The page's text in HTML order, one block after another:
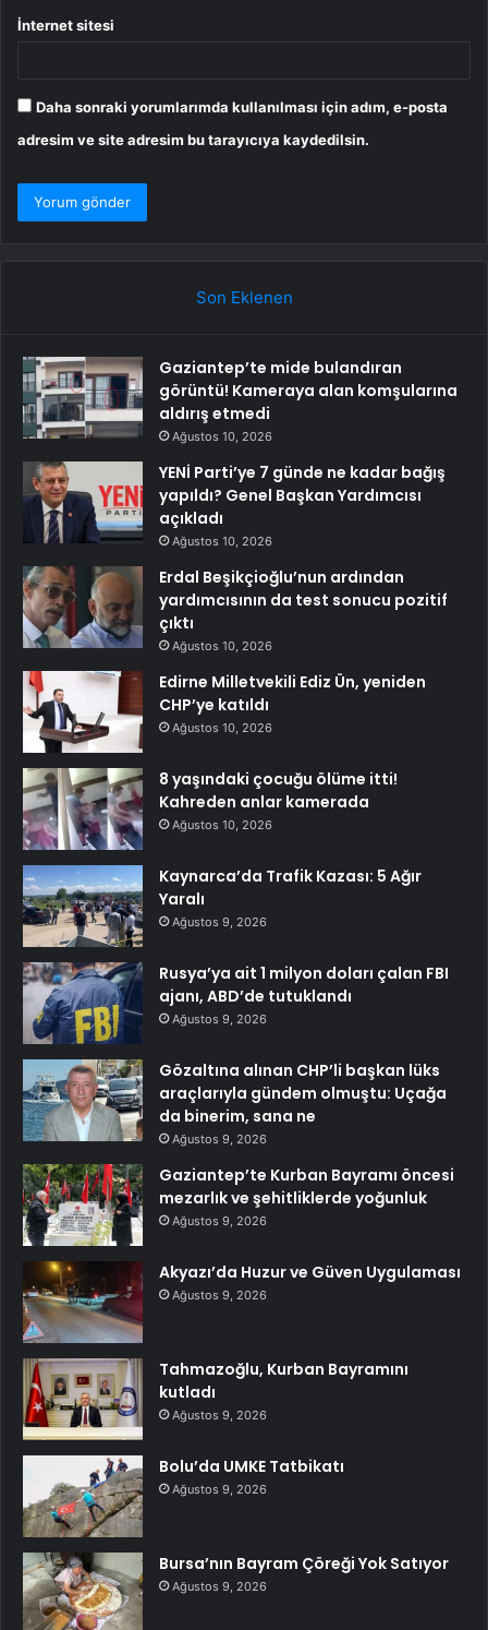
İnternet sitesi
Daha sonraki yorumlarımda kullanılması için adım, e-posta
adresim ve site adresim bu tarayıcıya kaydedilsin.
Son Eklenen
Gaziantep’te mide bulandıran
görüntü! Kameraya alan komşularına
aldırış etmedi
Ağustos 10, 2026
YENİ Parti’ye 7 günde ne kadar bağış
yapıldı? Genel Başkan Yardımcısı
açıkladı
Ağustos 10, 2026
Erdal Beşikçioğlu’nun ardından
yardımcısının da test sonucu pozitif
çıktı
Ağustos 10, 2026
Edirne Milletvekili Ediz Ün, yeniden
CHP’ye katıldı
Ağustos 10, 2026
8 yaşındaki çocuğu ölüme itti!
Kahreden anlar kamerada
Ağustos 10, 2026
Kaynarca’da Trafik Kazası: 5 Ağır
Yaralı
Ağustos 9, 2026
Rusya’ya ait 1 milyon doları çalan FBI
ajanı, ABD’de tutuklandı
Ağustos 9, 2026
Gözaltına alınan CHP’li başkan lüks
araçlarıyla gündem olmuştu: Uçağa
da binerim, sana ne
Ağustos 9, 2026
Gaziantep’te Kurban Bayramı öncesi
mezarlık ve şehitliklerde yoğunluk
Ağustos 9, 2026
Akyazı’da Huzur ve Güven Uygulaması
Ağustos 9, 2026
Tahmazoğlu, Kurban Bayramını
kutladı
Ağustos 9, 2026
Bolu’da UMKE Tatbikatı
Ağustos 9, 2026
Bursa’nın Bayram Çöreği Yok Satıyor
Ağustos 9, 2026